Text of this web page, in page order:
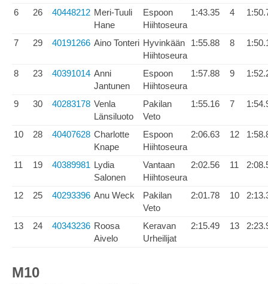
6 26 40448212 Meri-Tuuli
Hane
Espoon
Hiihtoseura
1:43.35 4
7 29 40191266 Aino Tonteri Hyvinkään
Hiihtoseura
1:55.88 8
8 23 40391014 Anni
Jantunen
Espoon
Hiihtoseura
1:57.88 9
9 30 40283178 Venla
Länsiluoto
Pakilan
Veto
1:55.16 7
10 28 40407628 Charlotte
Knape
Espoon
Hiihtoseura
2:06.63 12
11 19 40389981 Lydia
Salonen
Vantaan
Hiihtoseura
2:02.56 11
12 25 40293396 Anu Weck
Pakilan
Veto
2:01.78 10
13 24 40343236 Roosa
Aivelo
Keravan
Urheilijat
2:15.49 13
M10